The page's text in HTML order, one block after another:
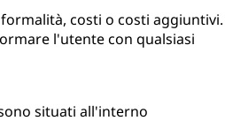
costi o costi aggiuntivi.
l'utente con qualsiasi
situati all'interno